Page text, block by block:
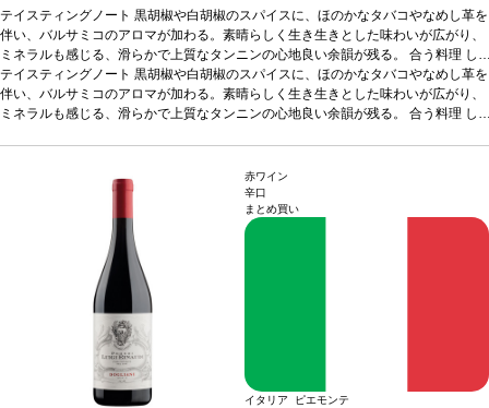
テイスティングノート 黒胡椒や白胡椒のスパイスに、ほのかなタバコやなめし革を
伴い、バルサミコのアロマが加わる。素晴らしく生き生きとした味わいが広がり、
ミネラルも感じる、滑らかで上質なタンニンの心地良い余韻が残る。 合う料理 し
っかりとした肉や魚料理などと好相性葡萄品種ネッビオーロ 100%*本ヴィンテー
ジが在庫切れの場合、在庫があり価格が同様の場合は自動的に次のヴィンテージに
変更されます、ご了承ください。
テイスティングノート 黒胡椒や白胡椒のスパイスに、ほのかなタバコやなめし革を
伴い、バルサミコのアロマが加わる。素晴らしく生き生きとした味わいが広がり、
ミネラルも感じる、滑らかで上質なタンニンの心地良い余韻が残る。 合う料理 し
赤ワイン
辛口
まとめ買い
イタリア ピエモンテ